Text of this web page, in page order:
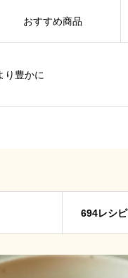
り豊かに
おすすめ商品
694レシピ